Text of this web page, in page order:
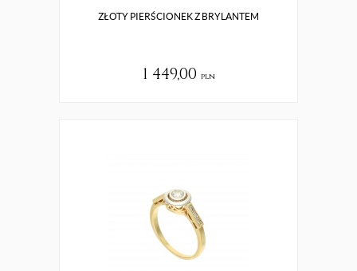
ZŁOTY PIERŚCIONEK Z BRYLANTEM
1 449,00 pln